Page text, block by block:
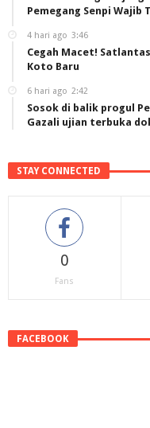
Pemegang Senpi Wajib
4 hari ago 3:46
Cegah Macet!
Koto Baru
6 hari ago 2:42
Sosok di balik progul
Gazali ujian terbuka
STAY CONNECTED
0
Fans
FACEBOOK